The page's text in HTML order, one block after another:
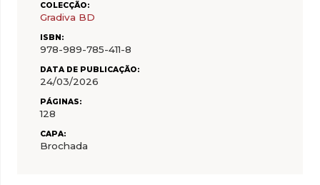
COLECÇÃO:
Gradiva BD
ISBN:
978-989-785-411-8
DATA DE PUBLICAÇÃO:
24/03/2026
PÁGINAS:
128
CAPA:
Brochada